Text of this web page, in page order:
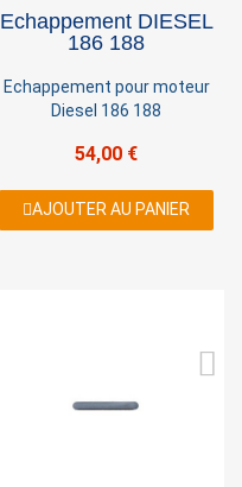
Echappement DIESEL
186 188
Echappement pour moteur
Diesel 186 188
54,00 €
AJOUTER AU PANIER